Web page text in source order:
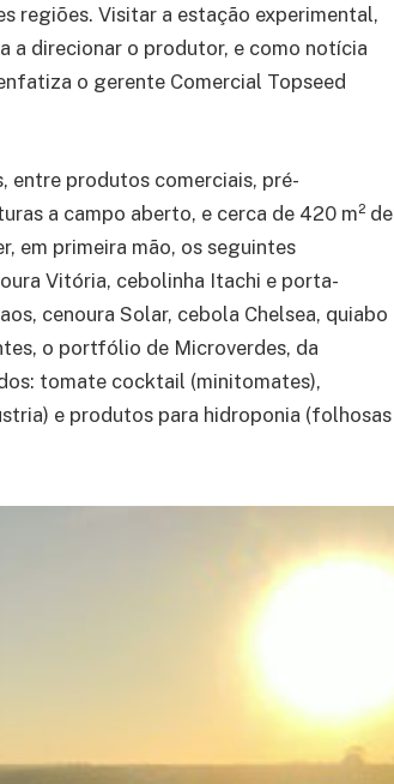
regiões. Visitar a estação experimental,
a direcionar o produtor, e como notícia
o gerente Comercial Topseed
entre produtos comerciais, pré-
a campo aberto, e cerca de 420 m² de
em primeira mão, os seguintes
Vitória, cebolinha Itachi e porta-
cenoura Solar, cebola Chelsea, quiabo
o portfólio de Microverdes, da
tomate cocktail (minitomates),
e produtos para hidroponia (folhosas